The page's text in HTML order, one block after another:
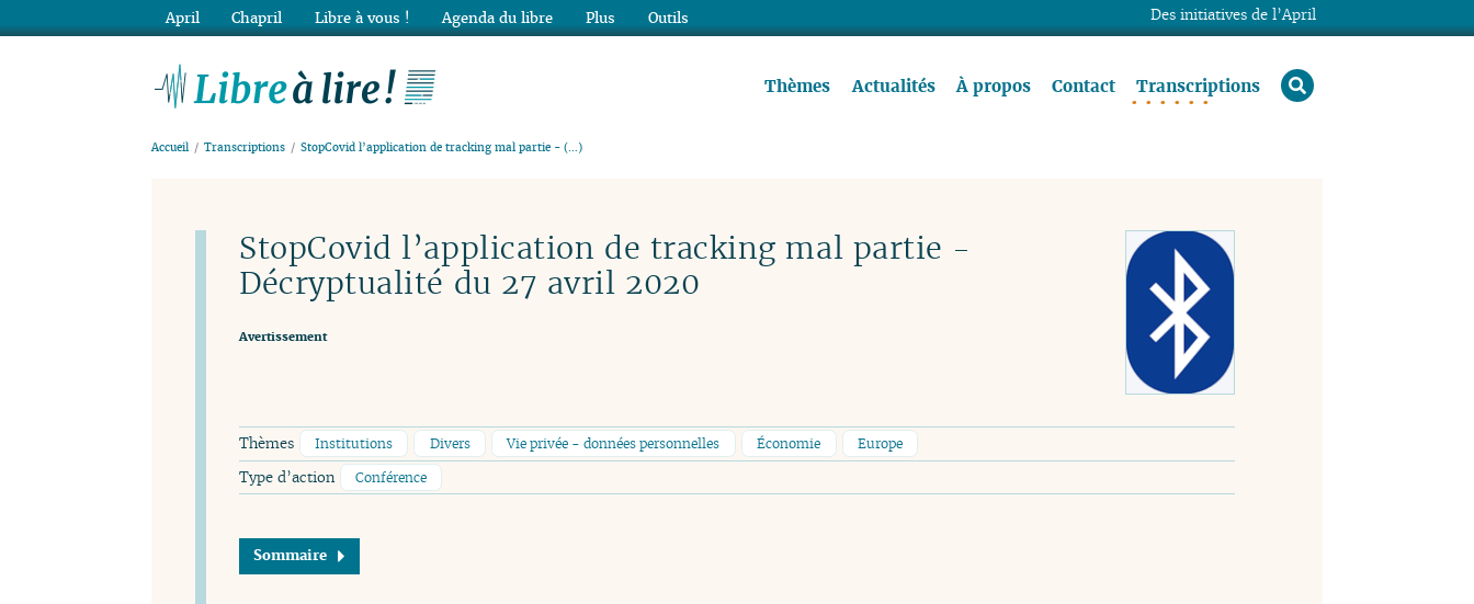
Thèmes Actualités À propos Contact Transcriptions rechercher
Accueil Transcriptions StopCovid l’application de tracking mal partie - (…)
StopCovid l’application de tracking mal partie -
Décryptualité du 27 avril 2020
Avertissement
Thèmes Institutions Divers Vie privée - données personnelles Économie Europe
Type d’action Conférence
Sommaire
Des initiatives de l’April
April Chapril Libre à vous ! Agenda du libre Plus Outils